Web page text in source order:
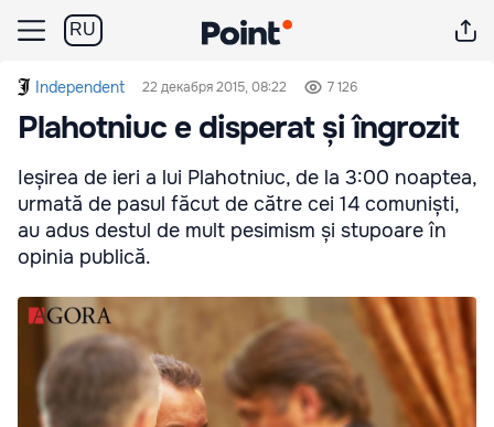
RU
Independent 22 декабря 2015, 08:22 7 126
Plahotniuc e disperat și îngrozit
Ieșirea de ieri a lui Plahotniuc, de la 3:00 noaptea,
urmată de pasul făcut de către cei 14 comuniști,
au adus destul de mult pesimism și stupoare în
opinia publică.